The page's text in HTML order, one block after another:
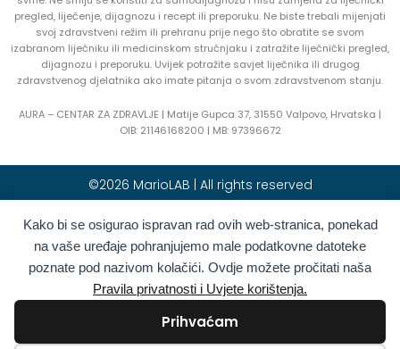
Kako bi se osigurao ispravan rad ovih web-stranica, ponekad
na vaše uređaje pohranjujemo male podatkovne datoteke
poznate pod nazivom kolačići. Ovdje možete pročitati naša
Pravila privatnosti i Uvjete korištenja.
Prihvaćam
pregled, liječenje, dijagnozu i recept ili preporuku. Ne biste trebali mijenjati
svoj zdravstveni režim ili prehranu prije nego što obratite se svom
izabranom liječniku ili medicinskom stručnjaku i zatražite liječnički pregled,
dijagnozu i preporuku. Uvijek potražite savjet liječnika ili drugog
zdravstvenog djelatnika ako imate pitanja o svom zdravstvenom stanju.
AURA – CENTAR ZA ZDRAVLJE | Matije Gupca 37, 31550 Valpovo, Hrvatska |
OIB: 21146168200 | MB: 97396672
©2026 MarioLAB | All rights reserved
Hrvatski English(Engleski)
Deutsch(Njemački) Polski(Poljski)
Română(Rumunjski) Italiano( Talijanski)
Български(Bugarski) Français(Francuski)
Grčki) Slovenčina